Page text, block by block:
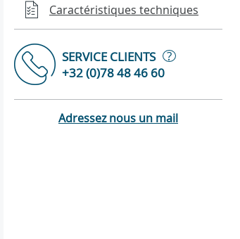
Caractéristiques techniques
SERVICE CLIENTS
?
+32 (0)78 48 46 60
Adressez nous un mail